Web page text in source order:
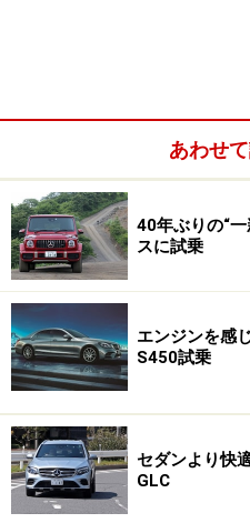
あわせ
40年ぶりの“
スに試乗
エンジンを感
S450試乗
セダンより快
GLC